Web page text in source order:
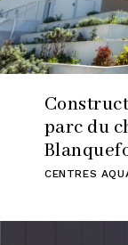
parc du
CENTRES